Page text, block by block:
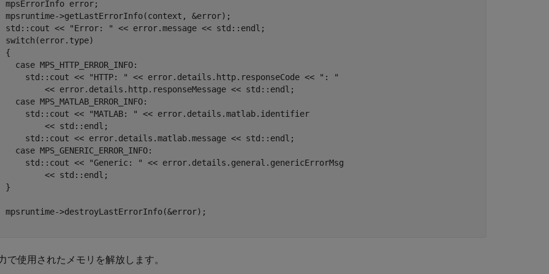
mpsErrorInfo error;
mpsruntime->getLastErrorInfo(context, &error);
std::cout << "Error: " << error.message << std::endl;
switch(error.type)
{
case MPS_HTTP_ERROR_INFO:
std::cout << "HTTP: " << error.details.http.responseCode << ": "
<< error.details.http.responseMessage << std::endl;
case MPS_MATLAB_ERROR_INFO:
std::cout << "MATLAB: " << error.details.matlab.identifier
<< std::endl;
std::cout << error.details.matlab.message << std::endl;
case MPS_GENERIC_ERROR_INFO:
std::cout << "Generic: " << error.details.general.genericErrorMsg
<< std::endl;
}
mpsruntime->destroyLastErrorInfo(&error);
で使用されたメモリを解放します。